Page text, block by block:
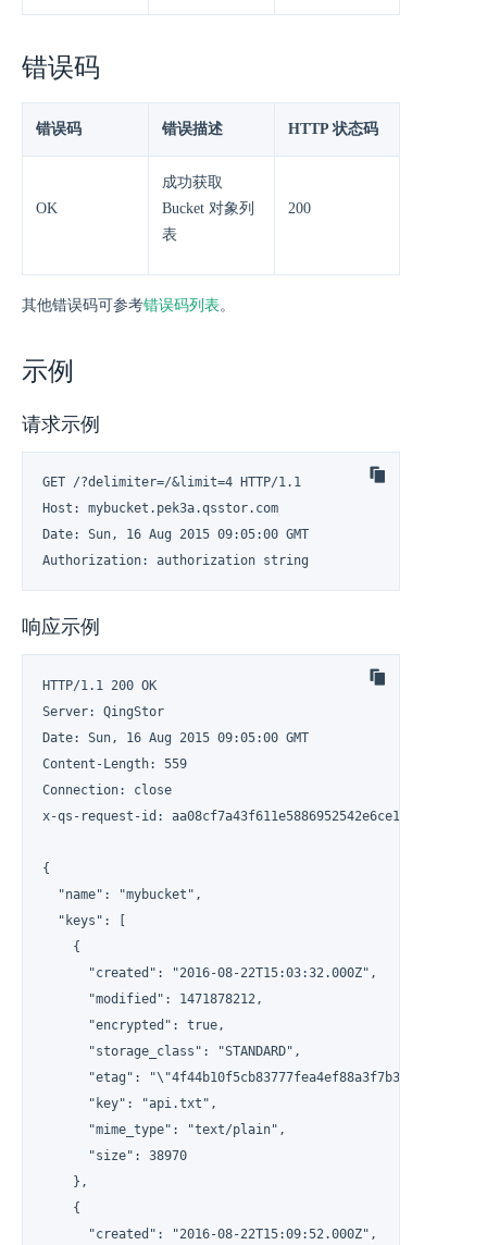
错误码
错误码 错误描述 HTTP 状态码
OK
成功获取
Bucket 对象列
表
200
其他错误码可参考错误码列表 。
示例
请求示例
GET /?delimiter=/&limit=4 HTTP/1.1
Host: mybucket.pek3a.qsstor.com
Date: Sun, 16 Aug 2015 09:05:00 GMT
Authorization: authorization string
响应示例
HTTP/1.1 200 OK
Server: QingStor
Date: Sun, 16 Aug 2015 09:05:00 GMT
Content-Length: 559
Connection: close
x-qs-request-id: aa08cf7a43f611e5886952542e6ce14b
{
  "name": "mybucket",
  "keys": [
    {
      "created": "2016-08-22T15:03:32.000Z",
      "modified": 1471878212,
      "encrypted": true,
      "storage_class": "STANDARD",
      "etag": "\"4f44b10f5cb83777fea4ef88a3f7b3c4\"",
      "key": "api.txt",
      "mime_type": "text/plain",
      "size": 38970
    },
    {
      "created": "2016-08-22T15:09:52.000Z",